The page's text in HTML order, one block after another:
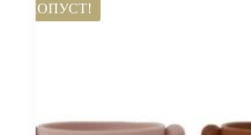
ПОПУСТ!